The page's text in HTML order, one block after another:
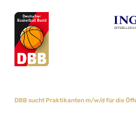
OFFIZIELLER
DBB sucht Praktikanten m/w/d für die